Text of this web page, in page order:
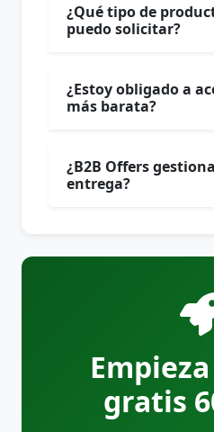
¿Qué tipo de
puedo solicitar?
¿Estoy obligado a
más barata?
¿B2B Offers
entrega?
gratis